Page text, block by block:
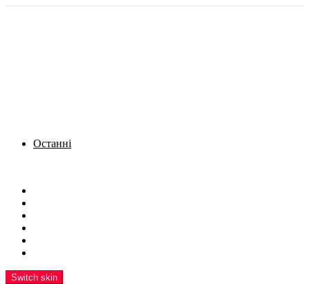
Останні
Switch skin